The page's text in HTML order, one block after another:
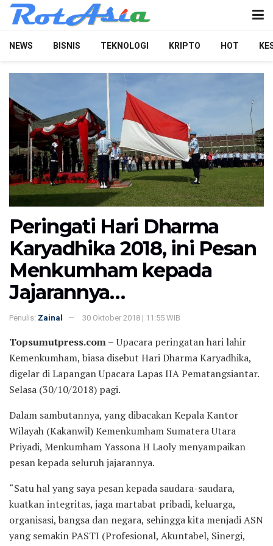
NEWS BISNIS TEKNOLOGI KRIPTO HOT
Peringati Hari Dharma
Karyadhika 2018, ini Pesan
Menkumham kepada
Jajarannya…
Penulis: Zainal 30 Oktober 2018 | 11:55 WIB
Topsumutpress.com –Upacara peringatan hari lahir
Kemenkumham, biasa disebut Hari Dharma Karyadhika,
digelar di Lapangan Upacara Lapas IIA Pematangsiantar.
Selasa (30/10/2018) pagi.
Dalam sambutannya, yang dibacakan Kepala Kantor
Wilayah (Kakanwil) Kemenkumham Sumatera Utara
Priyadi, Menkumham Yassona H Laoly menyampaikan
pesan kepada seluruh jajarannya.
“Satu hal yang saya pesan kepada saudara-saudara,
kuatkan integritas, jaga martabat pribadi, keluarga,
organisasi, bangsa dan negara, sehingga kita menjadi ASN
yang semakin PASTI (Profesional, Akuntabel, Sinergi,